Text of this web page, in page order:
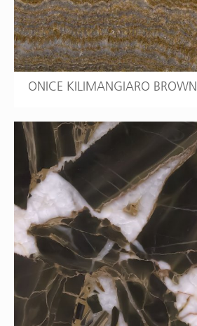
ONICE KILIMANGIARO BROWN